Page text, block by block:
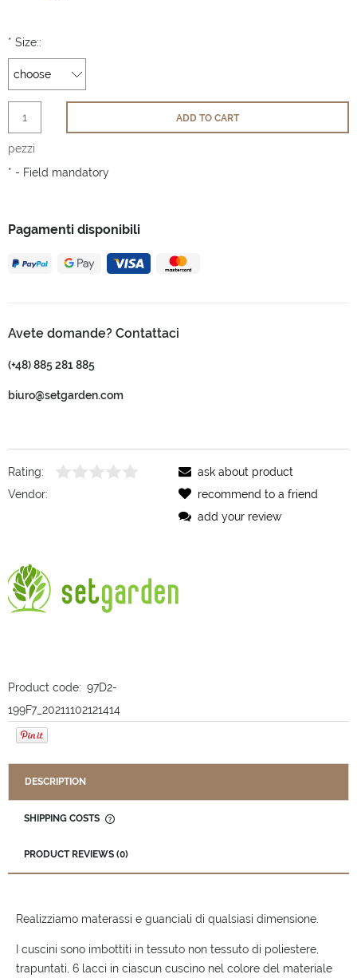
Pagamenti disponibili
Avete domande? Contattaci
(+48) 885 281 885
biuro@setgarden.com
* Size::
pezzi
ADD TO CART
* - Field mandatory
Rating:
Vendor:
Product code: 97D2-
199F7_20211102121414
ask about product
recommend to a friend
add your review
DESCRIPTION
SHIPPING COSTS
PRODUCT REVIEWS (0)
Realizziamo materassi e guanciali di qualsiasi dimensione.
I cuscini sono imbottiti in tessuto non tessuto di poliestere,
trapuntati, 6 lacci in ciascun cuscino nel colore del materiale